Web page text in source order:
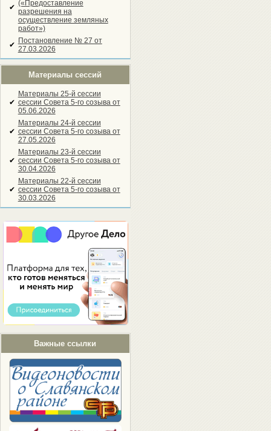
✔ («Предоставление
разрешения на
осуществление земляных
работ»)
✔ Постановление № 27 от
27.03.2026
Материалы сессий
✔
Материалы 25-й сессии
сессии Совета 5-го созыва от
05.06.2026
✔
Материалы 24-й сессии
сессии Совета 5-го созыва от
27.05.2026
✔
Материалы 23-й сессии
сессии Совета 5-го созыва от
30.04.2026
✔
Материалы 22-й сессии
сессии Совета 5-го созыва от
30.03.2026
Важные ссылки